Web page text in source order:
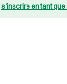
s'inscrire en tant que